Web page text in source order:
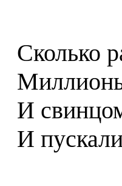
Сколько
И
И